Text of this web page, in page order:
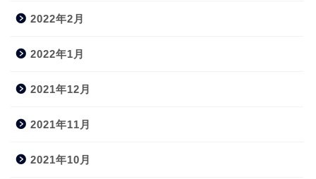
2022年2月
2022年1月
2021年12月
2021年11月
2021年10月